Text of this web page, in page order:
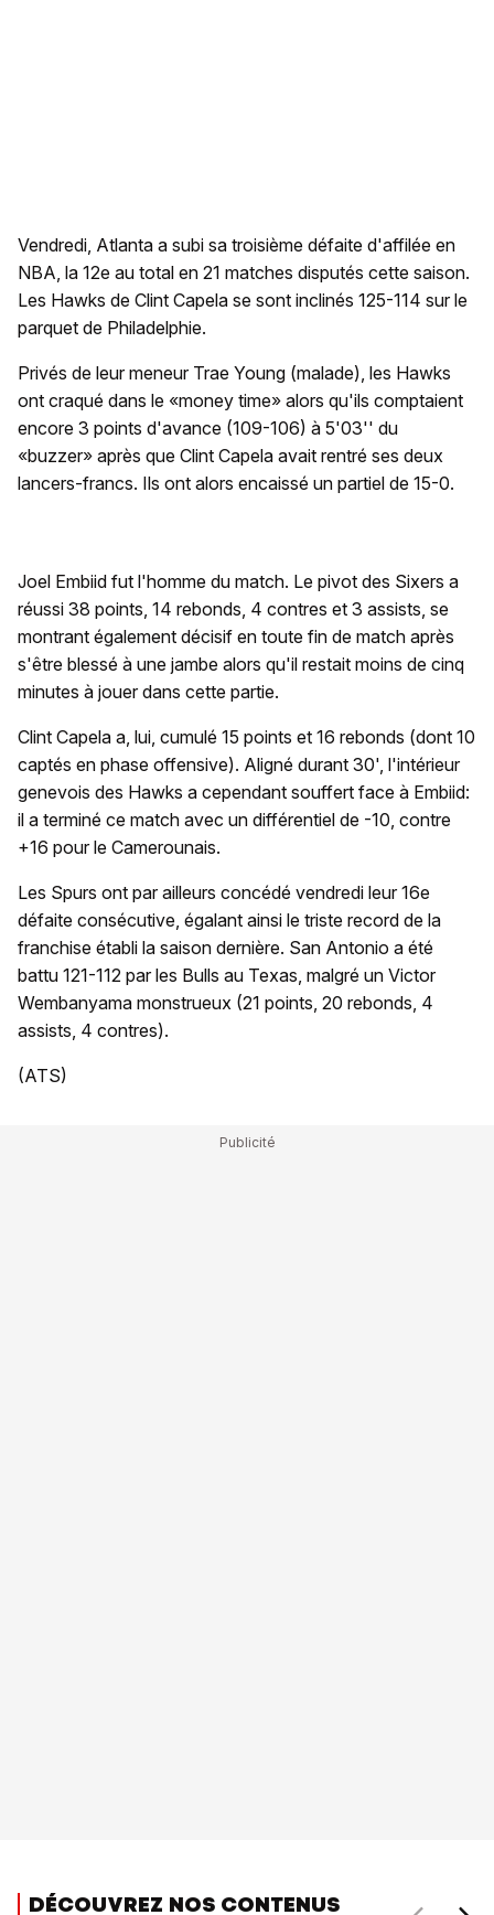
Vendredi, Atlanta a subi sa troisième défaite d'affilée en
NBA, la 12e au total en 21 matches disputés cette saison.
Les Hawks de Clint Capela se sont inclinés 125-114 sur le
parquet de Philadelphie.
Privés de leur meneur Trae Young (malade), les Hawks
ont craqué dans le «money time» alors qu'ils comptaient
encore 3 points d'avance (109-106) à 5'03'' du
«buzzer» après que Clint Capela avait rentré ses deux
lancers-francs. Ils ont alors encaissé un partiel de 15-0.
Joel Embiid fut l'homme du match. Le pivot des Sixers a
réussi 38 points, 14 rebonds, 4 contres et 3 assists, se
montrant également décisif en toute fin de match après
s'être blessé à une jambe alors qu'il restait moins de cinq
minutes à jouer dans cette partie.
Clint Capela a, lui, cumulé 15 points et 16 rebonds (dont 10
captés en phase offensive). Aligné durant 30', l'intérieur
genevois des Hawks a cependant souffert face à Embiid:
il a terminé ce match avec un différentiel de -10, contre
+16 pour le Camerounais.
Les Spurs ont par ailleurs concédé vendredi leur 16e
défaite consécutive, égalant ainsi le triste record de la
franchise établi la saison dernière. San Antonio a été
battu 121-112 par les Bulls au Texas, malgré un Victor
Wembanyama monstrueux (21 points, 20 rebonds, 4
assists, 4 contres).
(ATS)
DÉCOUVREZ NOS CONTENUS